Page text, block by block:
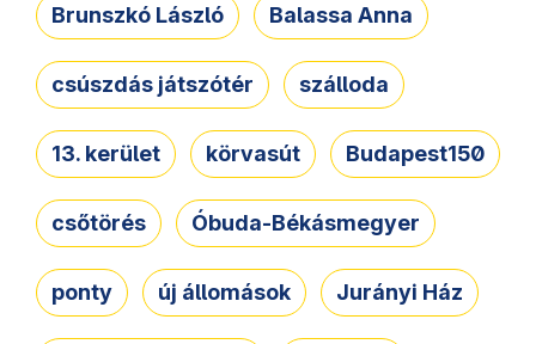
Brunszkó László Balassa Anna
csúszdás játszótér szálloda
13. kerület körvasút Budapest150
csőtörés Óbuda-Békásmegyer
ponty új állomások Jurányi Ház